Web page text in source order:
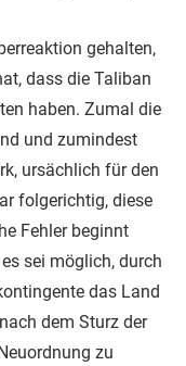
gehalten,
dass die Taliban
haben. Zumal die
und zumindest
ursächlich für den
folgerichtig, diese
Fehler beginnt
sei möglich, durch
das Land
dem Sturz der
zu